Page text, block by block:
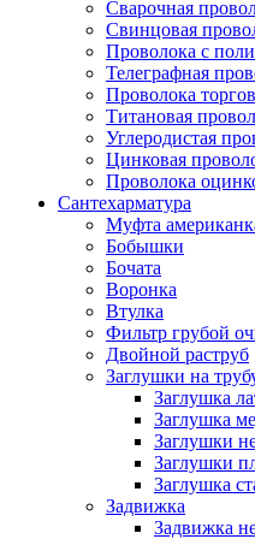
Сварочная
Свинцовая
Проволока с
Телеграфная
Проволока
Титановая
Углеродистая
Цинковая
Проволока
Сантехарматура
Муфта
Бобышки
Бочата
Воронка
Втулка
Фильтр грубой
Двойной раструб
Заглушки на
Заглушка
Заглушка
Заглушки
Заглушки
Заглушка
Задвижка
Задвижка